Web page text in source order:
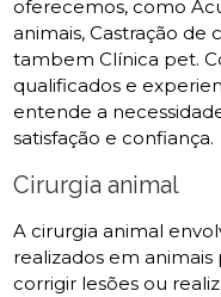
oferecemos, como
animais, Castração de
tambem Clínica pet.
qualificados e
entende a
satisfação e confiança.
Cirurgia animal
A cirurgia animal
realizados em
corrigir lesões ou